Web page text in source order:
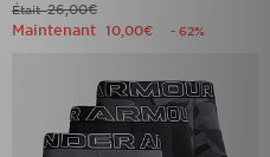
Était26,00€
Maintenant 10,00€ - 62%